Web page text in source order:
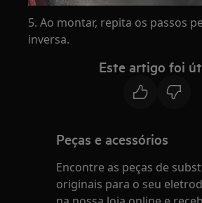
5. Ao montar, repita os passos
inversa.
Este artigo foi
Peças e acessórios
Encontre as peças de
originais para o seu